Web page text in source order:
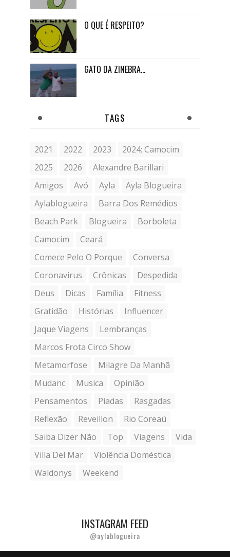
O QUE É RESPEITO?
GATO DA ZINEBRA...
TAGS
2021 2022 2023
2024; Camocim
2025
2026
Alexandre Barillari
Amigos
Avó Ayla
Ayla Blogueira
Aylablogueira
Barra Dos Remédios
Beach Park
Blogueira
Borboleta
Camocim
Ceará
Comece Pelo O Porque
Conversa
Coronavirus
Crônicas
Despedida
Deus
Dicas Família
Fitness
Gratidão
Histórias
Influencer
Jaque Viagens
Lembranças
Marcos Frota Circo Show
Metamorfose
Milagre Da Manhã
Mudanc
Musica
Opinião
Pensamentos
Piadas
Rasgadas
Reflexão
Reveillon
Rio Coreaú
Saiba Dizer Não
Top Viagens
Vida
Villa Del Mar
Violência Doméstica
Waldonys
Weekend
INSTAGRAM FEED
@aylablogueira